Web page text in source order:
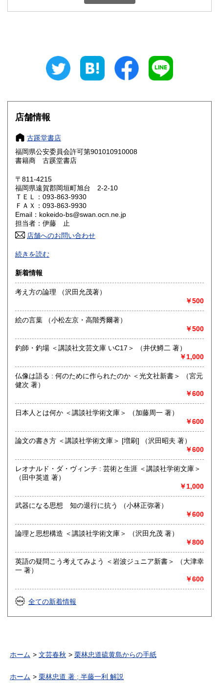
600円 三重県
大阪府
奈良県
鳥取県 600円 島根県
岡山県
山口県 600円
香川県 愛媛県
高知県 600円
佐賀県
熊本県 600円 大分県 600円
600円
沖縄県 600円
店舗情報
古蹊堂書店
福岡県公安委員会許可第901010910008
書籍商 古蹊堂書店
〒811-4215
福岡県遠賀郡岡垣町旭台 2-2-10
ＴＥＬ：093-863-9930
ＦＡＸ：093-863-9930
Email：kokeido-bs@swan.ocn.ne.jp
担当者：伊藤 止
店舗へのお問い合わせ
-
沿線名：店舗営業なし
最寄駅：-
営業時間：-
定休日：-
書籍の買取について
取り扱い分野
哲学宗教、歴史、国語国文、外国文学、古書一般（その他）
続きを読む
新着情報
考え方の論理 （沢田允茂著）
￥500
絵の言葉 （小松左京・高階秀爾著）
￥500
釣師・釣場 ＜講談社文芸文庫 いC17＞ （井伏鱒二 著）
￥1,000
仏像は語る : 何のために作られたのか ＜光文社新書＞ （宮元
健次 著）
￥600
日本人とは何か ＜講談社学術文庫＞ （加藤周一 著）
￥600
論文の書き方 ＜講談社学術文庫＞ [増刷] （沢田昭夫 著）
￥600
レオナルド・ダ・ヴィンチ : 芸術と生涯 ＜講談社学術文庫＞
（田中英道 著）
￥1,000
武器になる思想 知の退行に抗う （小林正弥著）
￥600
論理と思想構造 ＜講談社学術文庫＞ （沢田允茂 著）
￥800
英語の疑問こう考えてみよう ＜岩波ジュニア新書＞ （大津幸
一 著）
￥600
全ての新着情報
ホーム 文芸春秋 栗林忠道硫黄島からの手紙
ホーム 栗林忠道 著 ; 半藤一利 解説